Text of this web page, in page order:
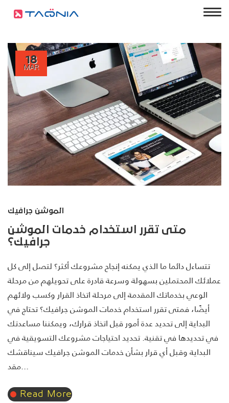
18
MAR
الموشن جرافيك
متى تقرر استخدام خدمات الموشن
جرافيك؟
تتساءل دائما ما الذي يمكنه إنجاح مشروعك أكثر؟ لتصل إلى كل
عملائك المحتملين بسهولة وسرعة قادرة على تحويلهم من مرحلة
الوعي بخدماتك المقدمة إلى مرحلة اتخاذ القرار وكسب ولائهم
أيضًا، فمتى تقرر استخدام خدمات الموشن جرافيك؟ تحتاج في
البداية إلى تحديد عدة أمور قبل اتخاذ قرارك، ويمكننا مساعدتك
في تحديدها في تقنية. تحديد احتياجات مشروعك التسويقية في
البداية وقبل أي قرار بشأن خدمات الموشن جرافيك سيناقشك
مقد...
Read More